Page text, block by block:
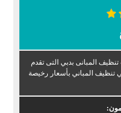
المبانى بدبي التى تقدم
المباني بأسعار رخيصة